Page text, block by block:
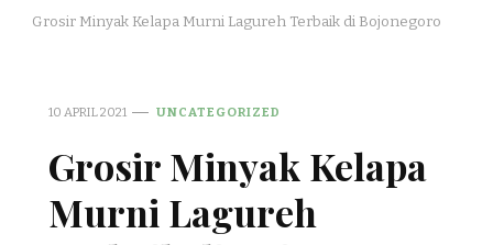
Grosir Minyak Kelapa Murni Lagureh Terbaik di Bojonegoro
10 APRIL 2021 UNCATEGORIZED
Grosir Minyak Kelapa
Murni Lagureh